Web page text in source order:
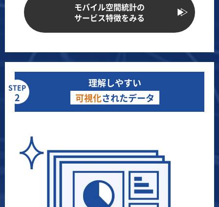
モバイル空間統計の
サービス特徴をみる
STEP
2
理解しやすい
可視化されたデータ